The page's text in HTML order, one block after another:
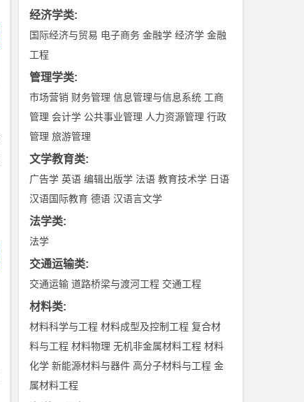
经济学类:
国际经济与贸易 电子商务 金融学 经济学 金融
工程
管理学类:
市场营销 财务管理 信息管理与信息系统 工商
管理 会计学 公共事业管理 人力资源管理 行政
管理 旅游管理
文学教育类:
广告学 英语 编辑出版学 法语 教育技术学 日语
汉语国际教育 德语 汉语言文学
法学类:
法学
交通运输类:
交通运输 道路桥梁与渡河工程 交通工程
材料类:
材料科学与工程 材料成型及控制工程 复合材
料与工程 材料物理 无机非金属材料工程 材料
化学 新能源材料与器件 高分子材料与工程 金
属材料工程